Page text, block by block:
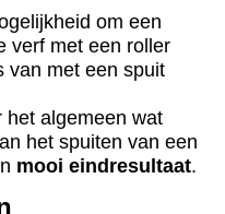
om een
verf met een roller
van met een spuit
het algemeen wat
het spuiten van een
mooi eindresultaat.